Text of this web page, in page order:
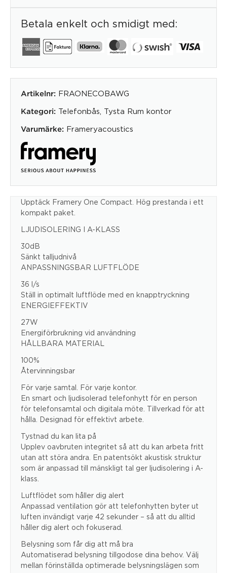
Betala enkelt och smidigt med:
Artikelnr: FRAONECOBAWG
Kategori: Telefonbås Tysta Rum kontor
Varumärke: Frameryacoustics
Upptäck Framery One Compact. Hög prestanda i ett
kompakt paket.
LJUDISOLERING I A-KLASS
30dB
Sänkt talljudnivå
ANPASSNINGSBAR LUFTFLÖDE
36 l/s
Ställ in optimalt luftflöde med en knapptryckning
ENERGIEFFEKTIV
27W
Energiförbrukning vid användning
HÅLLBARA MATERIAL
100%
Återvinningsbar
För varje samtal. För varje kontor.
En smart och ljudisolerad telefonhytt för en person
för telefonsamtal och digitala möte. Tillverkad för att
hålla. Designad för effektivt arbete.
Tystnad du kan lita på
Upplev oavbruten integritet så att du kan arbeta fritt
utan att störa andra. En patentsökt akustisk struktur
som är anpassad till mänskligt tal ger ljudisolering i A-
klass.
Luftflödet som håller dig alert
Anpassad ventilation gör att telefonhytten byter ut
luften invändigt varje 42 sekunder – så att du alltid
håller dig alert och fokuserad.
Belysning som får dig att må bra
Automatiserad belysning tillgodose dina behov. Välj
mellan förinställda optimerade belysningslägen som